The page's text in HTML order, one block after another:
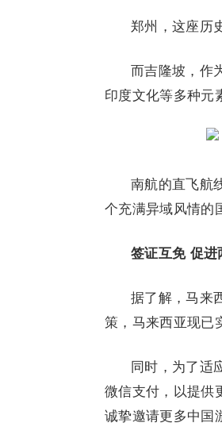
郑州，这座历
而吉隆坡，作
印度文化等多种元
南航的直飞航
个充满异域风情的
签证互免 促进
据了解，马来
策，马来西亚现已
同时，为了适
微信支付，以提供
诚挚邀请更多中国